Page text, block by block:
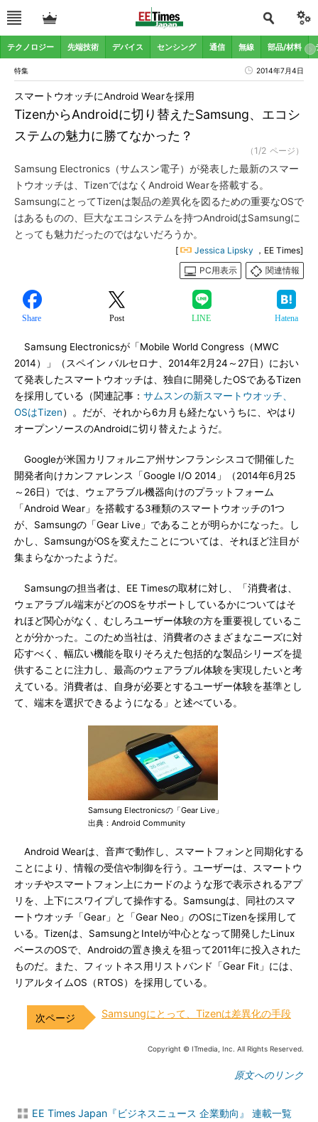
テクノロジー 先端技術 デバイス センシング 通信 無線 部品/材料
特集 2014年7月4日
TizenからAndroidに切り替えたSamsung、エコシ
ステムの魅力に勝てなかった？
スマートウオッチにAndroid Wearを採用
（1/2 ページ）
Samsung Electronics（サムスン電子）が発表した最新のスマー
トウオッチは、TizenではなくAndroid Wearを搭載する。
SamsungにとってTizenは製品の差異化を図るための重要なOSで
はあるものの、巨大なエコシステムを持つAndroidはSamsungに
とっても魅力だったのではないだろうか。
[ Jessica Lipsky ，EE Times]
PC用表示
関連情報
Share Post LINE Hatena
Samsung Electronicsが「Mobile World Congress（MWC
2014）」（スペイン バルセロナ、2014年2月24～27日）におい
て発表したスマートウオッチは、独自に開発したOSであるTizen
を採用している（関連記事： サムスンの新スマートウオッチ、
OSはTizen）。だが、それから6カ月も経たないうちに、やはり
オープンソースのAndroidに切り替えたようだ。
Googleが米国カリフォルニア州サンフランシスコで開催した
開発者向けカンファレンス「Google I/O 2014」（2014年6月25
～26日）では、ウェアラブル機器向けのプラットフォーム
「Android Wear」を搭載する3種類のスマートウオッチの1つ
が、Samsungの「Gear Live」であることが明らかになった。し
かし、SamsungがOSを変えたことについては、それほど注目が
集まらなかったようだ。
Samsungの担当者は、EE Timesの取材に対し、「消費者は、
ウェアラブル端末がどのOSをサポートしているかについてはそ
れほど関心がなく、むしろユーザー体験の方を重要視しているこ
とが分かった。このため当社は、消費者のさまざまなニーズに対
応すべく、幅広い機能を取りそろえた包括的な製品シリーズを提
供することに注力し、最高のウェアラブル体験を実現したいと考
えている。消費者は、自身が必要とするユーザー体験を基準とし
て、端末を選択できるようになる」と述べている。
Samsung Electronicsの「Gear Live」
出典：Android Community
Android Wearは、音声で動作し、スマートフォンと同期化する
ことにより、情報の受信や制御を行う。ユーザーは、スマートウ
オッチやスマートフォン上にカードのような形で表示されるアプ
リを、上下にスワイプして操作する。Samsungは、同社のスマ
ートウオッチ「Gear」と「Gear Neo」のOSにTizenを採用して
いる。Tizenは、SamsungとIntelが中心となって開発したLinux
ベースのOSで、Androidの置き換えを狙って2011年に投入された
ものだ。また、フィットネス用リストバンド「Gear Fit」には、
リアルタイムOS（RTOS）を採用している。
Samsungにとって、Tizenは差異化の手段
Copyright © ITmedia, Inc. All Rights Reserved.
原文へのリンク
EE Times Japan『ビジネスニュース 企業動向』 連載一覧